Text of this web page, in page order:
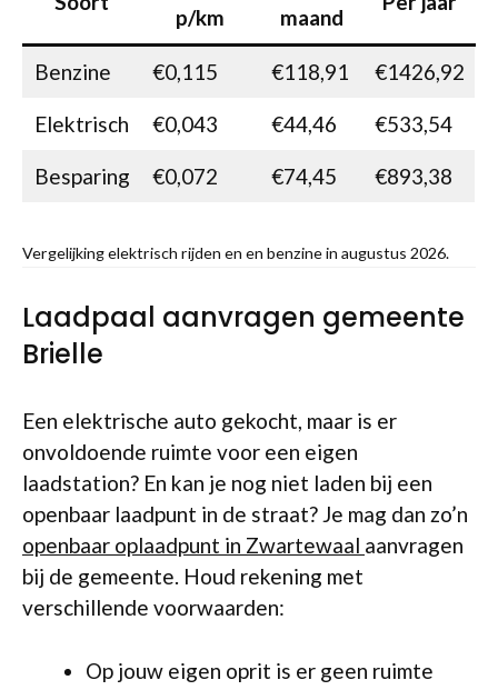
p/km
maand
Benzine €0,115 €118,91 €1426,92
Elektrisch €0,043 €44,46 €533,54
Besparing €0,072 €74,45 €893,38
Vergelijking elektrisch rijden en en benzine in augustus 2026.
Laadpaal aanvragen gemeente
Brielle
Een elektrische auto gekocht, maar is er
onvoldoende ruimte voor een eigen
laadstation? En kan je nog niet laden bij een
openbaar laadpunt in de straat? Je mag dan zo’n
openbaar oplaadpunt in Zwartewaal aanvragen
bij de gemeente. Houd rekening met
verschillende voorwaarden:
Op jouw eigen oprit is er geen ruimte